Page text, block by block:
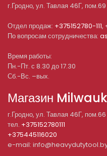
г.Гродно, ул. Тавлая 46Г, пом.69
Отдел продаж: +375152780-111,
По вопросам сотрудничества:
Время работы:
Пн.-Пт. с 8.30 до 17.30
Сб.-Вс. –вых.
Магазин
г.Гродно, ул. Тавлая 46Г, пом.66
тел. +375152780111
+375445116020
e-mail: